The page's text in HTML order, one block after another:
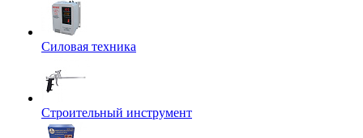
Силовая техника
Строительный инструмент